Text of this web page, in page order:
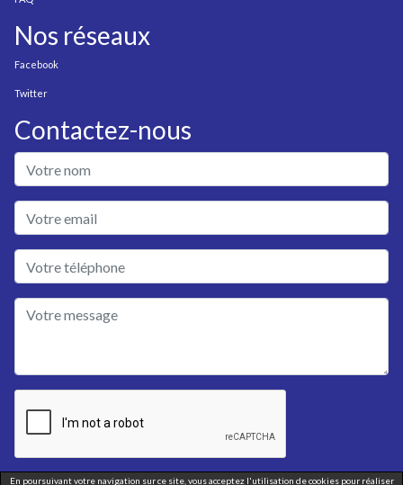
Nos réseaux
Facebook
Twitter
Contactez-nous
En poursuivant votre navigation sur ce site, vous acceptez l'utilisation de cookies pour réaliser